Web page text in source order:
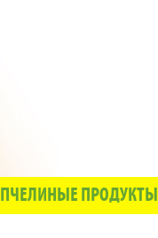
ПЧЕЛИНЫЕ ПРОДУКТЫ